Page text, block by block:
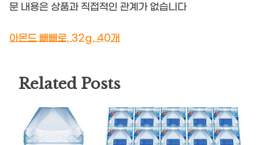
문 내용은 상품과 직접적인 관계가 없습니다
아몬드 빼빼로, 32g, 40개
Related Posts